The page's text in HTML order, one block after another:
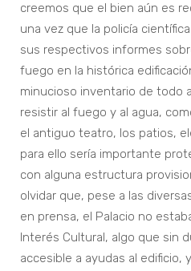
creemos que el bien aún es
una vez que la policía
sus respectivos informes
fuego en la histórica
minucioso inventario de todo
resistir al fuego y al agua,
el antiguo teatro, los patios,
para ello sería importante
con alguna estructura
olvidar que, pese a las
en prensa, el Palacio no
Interés Cultural, algo que sin
accesible a ayudas al edificio,